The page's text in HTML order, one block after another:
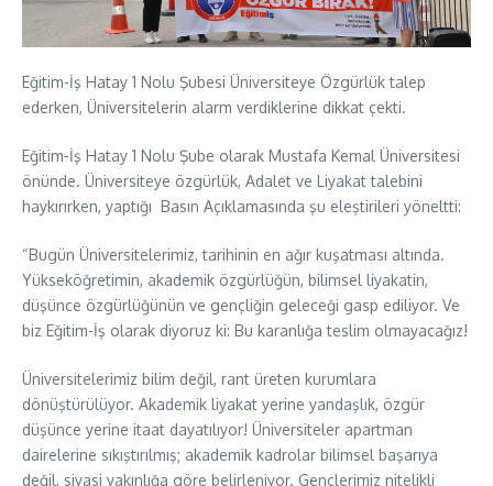
Eğitim-İş Hatay 1 Nolu Şubesi Üniversiteye Özgürlük talep
ederken, Üniversitelerin alarm verdiklerine dikkat çekti.
Eğitim-İş Hatay 1 Nolu Şube olarak Mustafa Kemal Üniversitesi
önünde. Üniversiteye özgürlük, Adalet ve Liyakat talebini
haykırırken, yaptığı Basın Açıklamasında şu eleştirileri yöneltti:
“Bugün Üniversitelerimiz, tarihinin en ağır kuşatması altında.
Yükseköğretimin, akademik özgürlüğün, bilimsel liyakatin,
düşünce özgürlüğünün ve gençliğin geleceği gasp ediliyor. Ve
biz Eğitim-İş olarak diyoruz ki: Bu karanlığa teslim olmayacağız!
Üniversitelerimiz bilim değil, rant üreten kurumlara
dönüştürülüyor. Akademik liyakat yerine yandaşlık, özgür
düşünce yerine itaat dayatılıyor! Üniversiteler apartman
dairelerine sıkıştırılmış; akademik kadrolar bilimsel başarıya
değil, siyasi yakınlığa göre belirleniyor. Gençlerimiz nitelikli